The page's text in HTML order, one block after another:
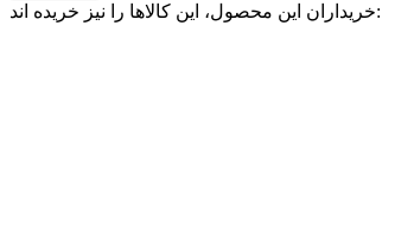
خریداران این محصول، این کالاها را نیز خریده اند: